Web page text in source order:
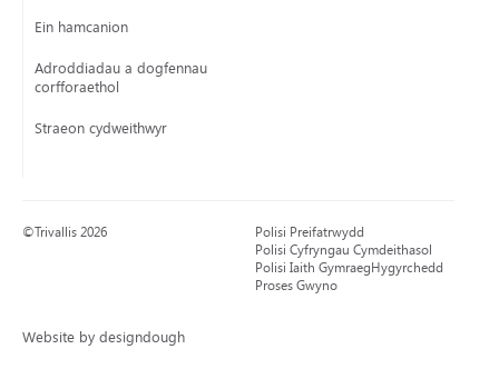
Ein hamcanion
Adroddiadau a dogfennau
corfforaethol
Straeon cydweithwyr
©Trivallis 2026
Website by designdough
Polisi Preifatrwydd
Polisi Cyfryngau Cymdeithasol
Polisi Iaith GymraegHygyrchedd
Proses Gwyno